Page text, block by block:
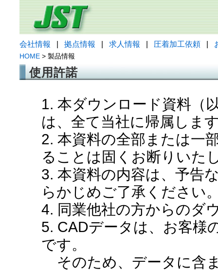
会社情報 拠点情報 求人情報 圧着加工依頼
HOME > 製品情報
使用許諾
1. 本ダウンロード資料（
は、全て当社に帰属しま
2. 本資料の全部または一
ることは固くお断りいた
3. 本資料の内容は、予告
らかじめご了承ください
4. 同業他社の方からのダ
5. CADデータは、お客様
です。
そのため、データに含